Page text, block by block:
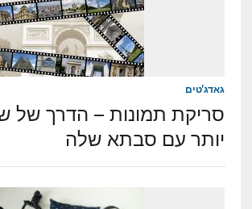
גאדג'טים
סריקת תמונות – הדרך של
יותר עם סבתא שלה